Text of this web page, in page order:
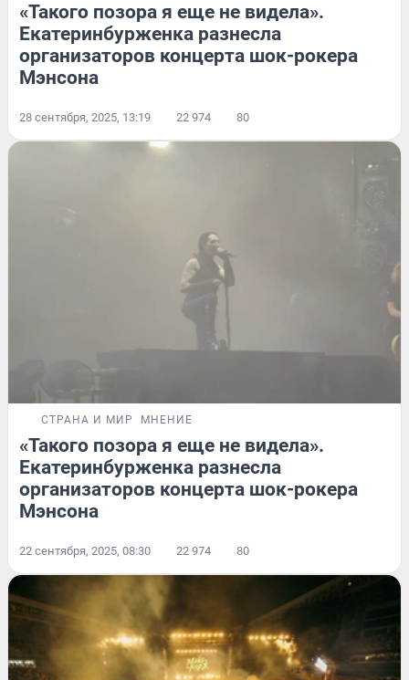
«Такого позора я еще не видела».
Екатеринбурженка разнесла
организаторов концерта шок-рокера
Мэнсона
28 сентября, 2025, 13:19 22 974 80
СТРАНА И МИР МНЕНИЕ
«Такого позора я еще не видела».
Екатеринбурженка разнесла
организаторов концерта шок-рокера
Мэнсона
22 сентября, 2025, 08:30 22 974 80